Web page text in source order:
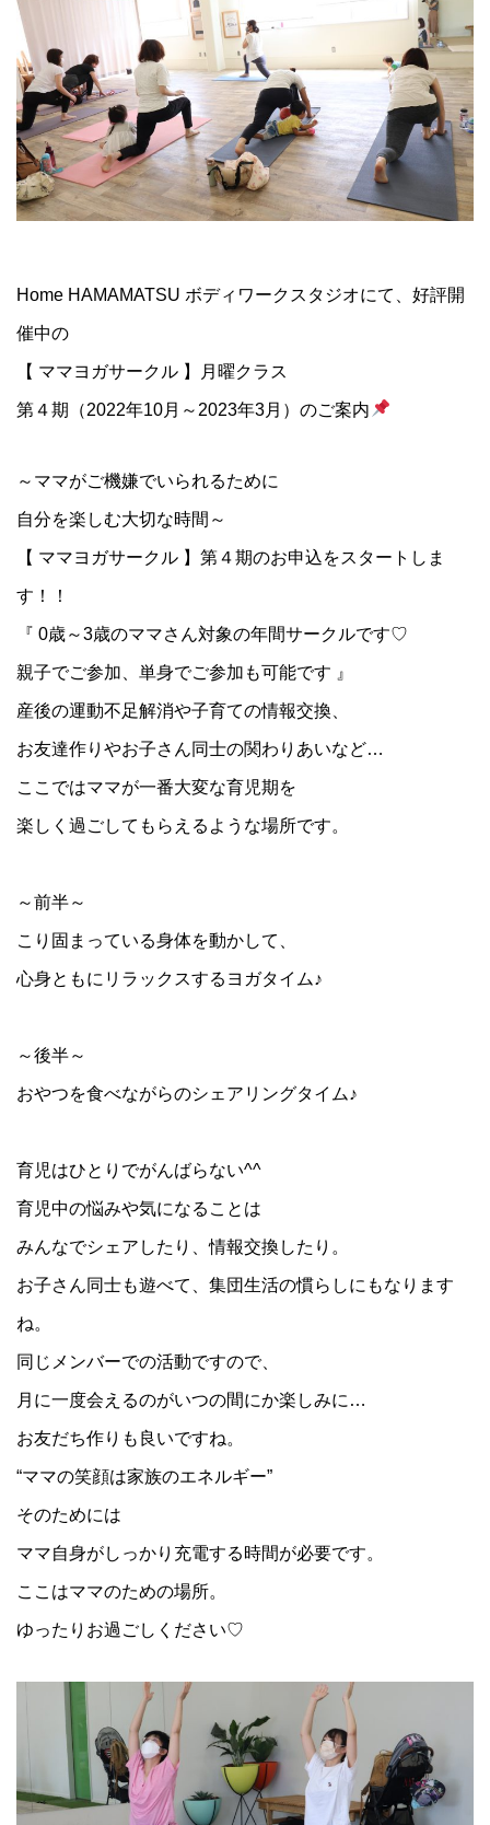
Home HAMAMATSU ボディワークスタジオにて、好評開
催中の
【 ママヨガサークル 】月曜クラス
第４期（2022年10月～2023年3月）のご案内
～ママがご機嫌でいられるために
自分を楽しむ大切な時間～
【 ママヨガサークル 】第４期のお申込をスタートしま
す！！
『 0歳～3歳のママさん対象の年間サークルです♡
親子でご参加、単身でご参加も可能です 』
産後の運動不足解消や子育ての情報交換、
お友達作りやお子さん同士の関わりあいなど…
ここではママが一番大変な育児期を
楽しく過ごしてもらえるような場所です。
～前半～
こり固まっている身体を動かして、
心身ともにリラックスするヨガタイム♪
～後半～
おやつを食べながらのシェアリングタイム♪
育児はひとりでがんばらない^^
育児中の悩みや気になることは
みんなでシェアしたり、情報交換したり。
お子さん同士も遊べて、集団生活の慣らしにもなります
ね。
同じメンバーでの活動ですので、
月に一度会えるのがいつの間にか楽しみに…
お友だち作りも良いですね。
“ママの笑顔は家族のエネルギー”
そのためには
ママ自身がしっかり充電する時間が必要です。
ここはママのための場所。
ゆったりお過ごしください♡